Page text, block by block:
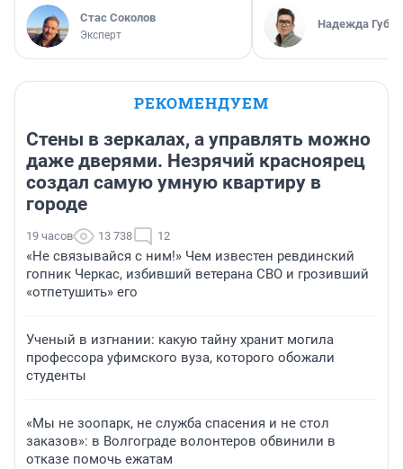
Стас Соколов
Эксперт
Надежда
РЕКОМЕНДУЕМ
Стены в зеркалах, а управлять можно
даже дверями. Незрячий красноярец
создал самую умную квартиру в
городе
19 часов 13 738 12
«Не связывайся с ним!» Чем известен ревдинский
гопник Черкас, избивший ветерана СВО и грозивший
«отпетушить» его
Ученый в изгнании: какую тайну хранит могила
профессора уфимского вуза, которого обожали
студенты
«Мы не зоопарк, не служба спасения и не стол
заказов»: в Волгограде волонтеров обвинили в
отказе помочь ежатам